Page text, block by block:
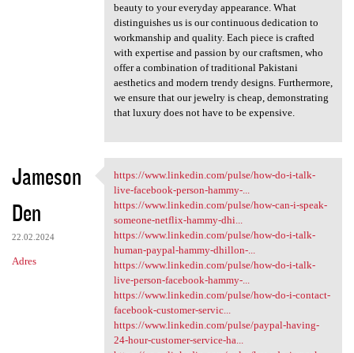
beauty to your everyday appearance. What
distinguishes us is our continuous dedication to
workmanship and quality. Each piece is crafted
with expertise and passion by our craftsmen, who
offer a combination of traditional Pakistani
aesthetics and modern trendy designs. Furthermore,
we ensure that our jewelry is cheap, demonstrating
that luxury does not have to be expensive.
Jameson
Den
22.02.2024
Adres
https://www.linkedin.com
https://www.linkedin.com/pulse/how-do-i-talk-
live-facebook-person-hammy-...
https://www.linkedin.com/pulse/how-can-i-speak-
someone-netflix-hammy-dhi...
https://www.linkedin.com/pulse/how-do-i-talk-
human-paypal-hammy-dhillon-...
https://www.linkedin.com/pulse/how-do-i-talk-
live-person-facebook-hammy-...
https://www.linkedin.com/pulse/how-do-i-contact-
facebook-customer-servic...
https://www.linkedin.com/pulse/paypal-having-
24-hour-customer-service-ha...